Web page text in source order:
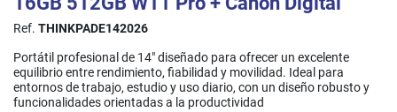
Ref. THINKPADE142026
Portátil profesional de 14" diseñado para ofrecer un excelente
equilibrio entre rendimiento, fiabilidad y movilidad. Ideal para
entornos de trabajo, estudio y uso diario, con un diseño robusto y
funcionalidades orientadas a la productividad